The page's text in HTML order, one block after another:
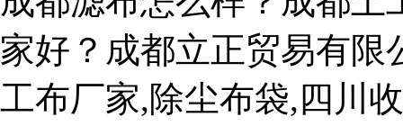
家好？成都立正贸易有
工布厂家,除尘布袋,四川